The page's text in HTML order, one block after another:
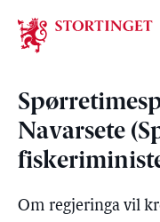
Stortinget.no
Navarsete
Om regjeringa vil